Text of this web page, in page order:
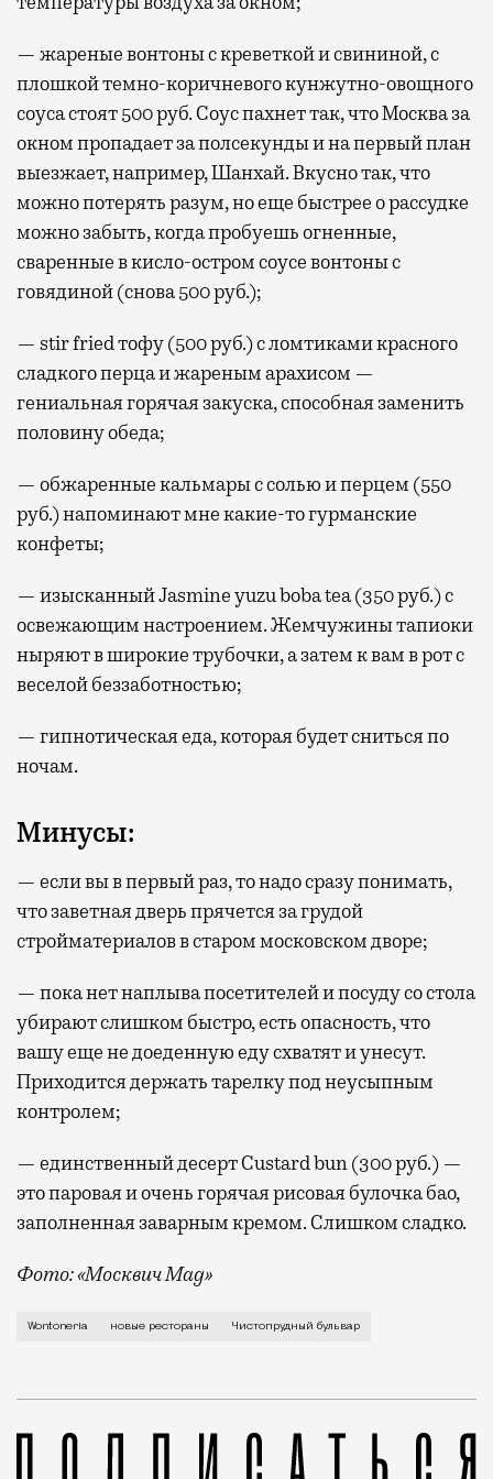
— жареные вонтоны с креветкой и свининой, с
плошкой темно-коричневого кунжутно-овощного
соуса стоят 500 руб. Соус пахнет так, что Москва за
окном пропадает за полсекунды и на первый план
выезжает, например, Шанхай. Вкусно так, что
можно потерять разум, но еще быстрее о рассудке
можно забыть, когда пробуешь огненные,
сваренные в кисло-остром соусе вонтоны с
говядиной (снова 500 руб.);
— stir fried тофу (500 руб.) с ломтиками красного
сладкого перца и жареным арахисом —
гениальная горячая закуска, способная заменить
половину обеда;
— обжаренные кальмары с солью и перцем (550
руб.) напоминают мне какие-то гурманские
конфеты;
— изысканный Jasmine yuzu boba tea (350 руб.) с
освежающим настроением. Жемчужины тапиоки
ныряют в широкие трубочки, а затем к вам в рот с
веселой беззаботностью;
— гипнотическая еда, которая будет сниться по
ночам.
Минусы:
— если вы в первый раз, то надо сразу понимать,
что заветная дверь прячется за грудой
стройматериалов в старом московском дворе;
— пока нет наплыва посетителей и посуду со стола
убирают слишком быстро, есть опасность, что
вашу еще не доеденную еду схватят и унесут.
Приходится держать тарелку под неусыпным
контролем;
— единственный десерт Custard bun (300 руб.) —
это паровая и очень горячая рисовая булочка бао,
заполненная заварным кремом. Слишком сладко.
Фото: «Москвич Mag»
В новую забегаловку с китайской едой
Wontoneria новые рестораны Чистопрудный бульвар